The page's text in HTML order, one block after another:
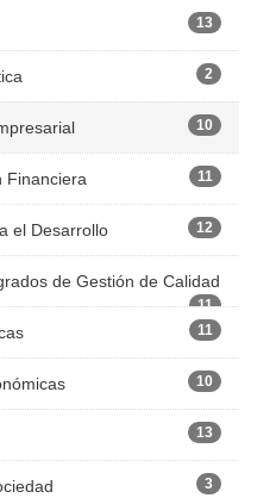
13
2
10
Financiera 11
el Desarrollo 12
de Gestión de Calidad
11
11
10
13
3